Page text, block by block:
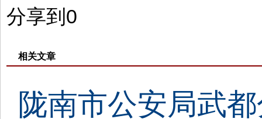
分享到0
相关文章
陇南市公安局武